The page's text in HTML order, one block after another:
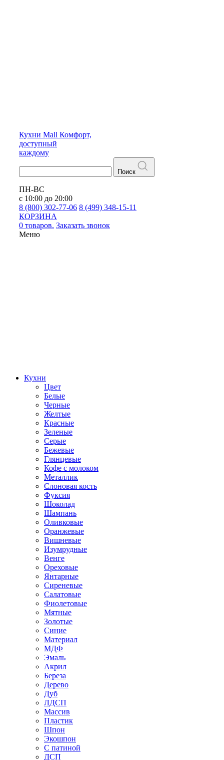
Кухни Mall Комфорт,
доступный
каждому
Поиск
ПН-ВС
с 10:00 до 20:00
8 (800) 302-77-06 8 (499) 348-15-11
КОРЗИНА
0 товаров. Заказать звонок
Меню
Кухни
Цвет
Белые
Черные
Желтые
Красные
Зеленые
Серые
Бежевые
Глянцевые
Кофе с молоком
Металлик
Слоновая кость
Фуксия
Шоколад
Шампань
Оливковые
Оранжевые
Вишневые
Изумрудные
Венге
Ореховые
Янтарные
Сиреневые
Салатовые
Фиолетовые
Мятные
Золотые
Синие
Материал
МДФ
Эмаль
Акрил
Береза
Дерево
Дуб
ЛДСП
Массив
Пластик
Шпон
Экошпон
С патиной
ДСП